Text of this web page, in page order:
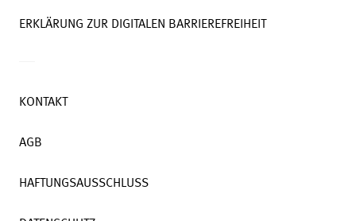
ERKLÄRUNG ZUR DIGITALEN BARRIEREFREIHEIT
KONTAKT
AGB
HAFTUNGSAUSSCHLUSS